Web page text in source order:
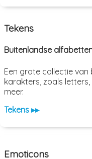
Tekens
Buitenlandse
Een grote collectie
karakters, zoals
meer.
Tekens ▸▸
Emoticons